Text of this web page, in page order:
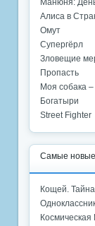
Манюня:
Алиса в
Омут
Супергёрл
Зловещие
Пропасть
Моя собака
Богатыри
Street Fighter
Самые
Кощей.